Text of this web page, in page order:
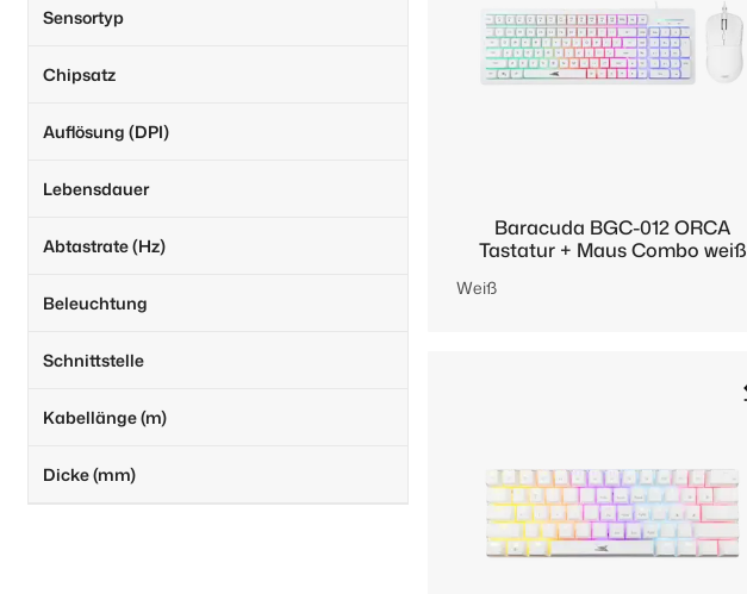
Sensortyp
Chipsatz
Auflösung (DPI)
Lebensdauer
Abtastrate (Hz)
Beleuchtung
Schnittstelle
Kabellänge (m)
Dicke (mm)
Baracuda BGC-012 ORCA
Tastatur + Maus Combo weiß
Weiß